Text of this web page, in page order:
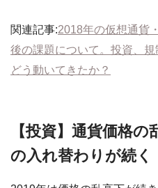
関連記事:2018年の仮想通貨
後の課題について。投資、
どう動いてきたか？
【投資】通貨価格
の入れ替わりが続く